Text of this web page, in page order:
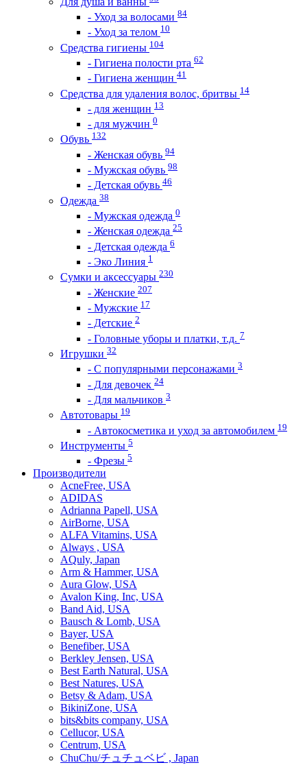
- Уход за волосами 84
- Уход за телом 10
Средства гигиены 104
- Гигиена полости рта 62
- Гигиена женщин 41
Средства для удаления волос, бритвы 14
- для женщин 13
- для мужчин 0
Обувь 132
- Женская обувь 94
- Мужская обувь 98
- Детская обувь 46
Одежда 38
- Мужская одежда 0
- Женская одежда 25
- Детская одежда 6
- Эко Линия 1
Сумки и аксессуары 230
- Женские 207
- Мужские 17
- Детские 2
- Головные уборы и платки, т.д. 7
Игрушки 32
- С популярными персонажами 3
- Для девочек 24
- Для мальчиков 3
Автотовары 19
- Автокосметика и уход за автомобилем 19
Инструменты 5
- Фрезы 5
Производители
AcneFree, USA
ADIDAS
Adrianna Papell, USA
AirBorne, USA
ALFA Vitamins, USA
Always , USA
AQuly, Japan
Arm & Hammer, USA
Aura Glow, USA
Avalon King, Inc, USA
Band Aid, USA
Bausch & Lomb, USA
Bayer, USA
Benefiber, USA
Berkley Jensen, USA
Best Earth Natural, USA
Best Natures, USA
Betsy & Adam, USA
BikiniZone, USA
bits&bits company, USA
Cellucor, USA
Centrum, USA
ChuChu/チュチュベビ , Japan